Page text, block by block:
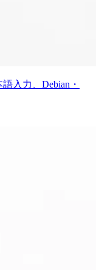
入力、Debian・